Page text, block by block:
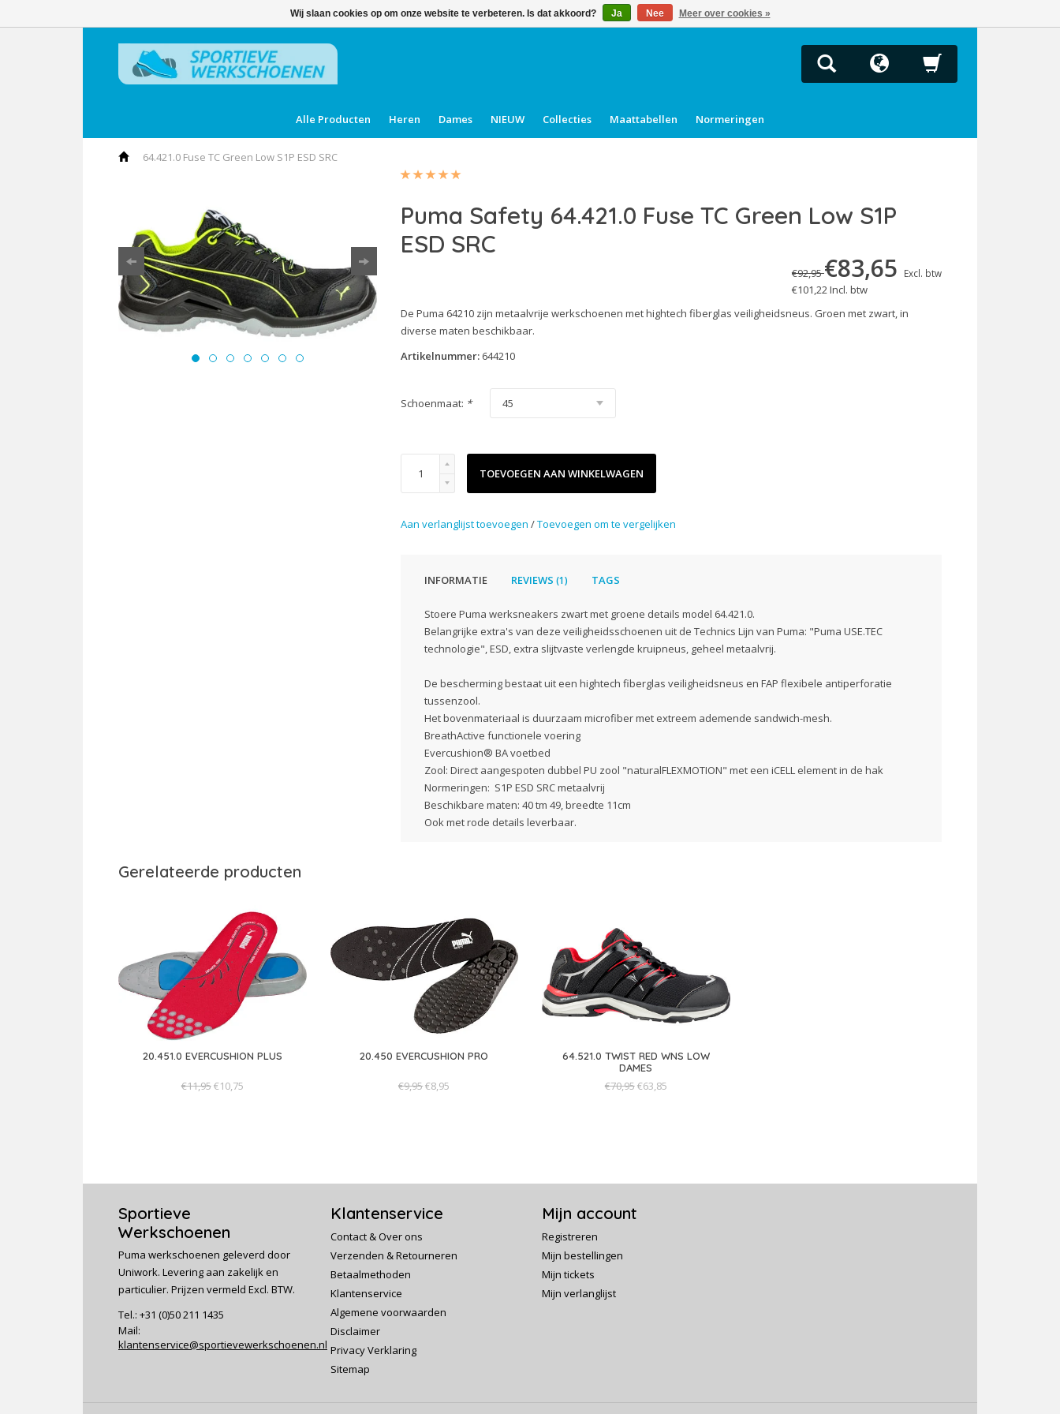
Alle Producten Heren Dames NIEUW Collecties Maattabellen Normeringen
64.421.0 Fuse TC Green Low S1P ESD SRC
Puma Safety 64.421.0 Fuse TC Green Low S1P
ESD SRC
€92,95€83,65 Excl. btw
€101,22Incl. btw
De Puma 64210 zijn metaalvrije werkschoenen met hightech fiberglas veiligheidsneus. Groen met zwart, in
diverse maten beschikbaar.
Artikelnummer: 644210
Schoenmaat: *
TOEVOEGEN AAN WINKELWAGEN
Aan verlanglijst toevoegen /Toevoegen om te vergelijken
INFORMATIE REVIEWS (1) TAGS
Stoere Puma werksneakers zwart met groene details model 64.421.0.
Belangrijke extra's van deze veiligheidsschoenen uit de Technics Lijn van Puma: "Puma USE.TEC
technologie", ESD, extra slijtvaste verlengde kruipneus, geheel metaalvrij.
De bescherming bestaat uit een hightech fiberglas veiligheidsneus en FAP flexibele antiperforatie
tussenzool.
Het bovenmateriaal is duurzaam microfiber met extreem ademende sandwich-mesh.
BreathActive functionele voering
Evercushion® BA voetbed
Zool: Direct aangespoten dubbel PU zool "naturalFLEXMOTION" met een iCELL element in de hak
Normeringen: S1P ESD SRC metaalvrij
Beschikbare maten: 40 tm 49, breedte 11cm
Ook met rode details leverbaar.
*aan dit advies kunnen geen rechten worden ontleend
Gerelateerde producten
20.451.0 EVERCUSHION PLUS
€11,95€10,75
20.450 EVERCUSHION PRO
€9,95€8,95
64.521.0 TWIST RED WNS LOW
DAMES
€70,95€63,85
Sportieve
Werkschoenen
Puma werkschoenen geleverd door
Uniwork. Levering aan zakelijk en
particulier. Prijzen vermeld Excl. BTW.
Tel.: +31 (0)50 211 1435
Mail:
klantenservice@sportievewerkschoenen.nl
Klantenservice
Contact & Over ons
Verzenden & Retourneren
Betaalmethoden
Klantenservice
Algemene voorwaarden
Disclaimer
Privacy Verklaring
Sitemap
Mijn account
Registreren
Mijn bestellingen
Mijn tickets
Mijn verlanglijst
Wij slaan cookies op om onze website te verbeteren. Is dat akkoord? Ja Nee Meer over cookies »